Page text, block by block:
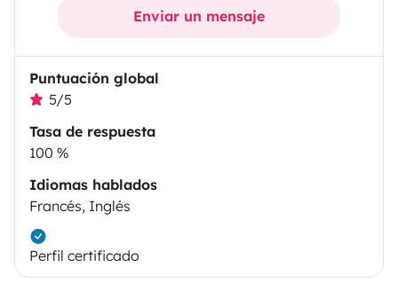
Enviar un mensaje
Puntuación global
5/5
Tasa de respuesta
100 %
Idiomas hablados
Francés, Inglés
Perfil certificado